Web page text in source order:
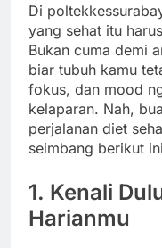
Di
yang sehat itu
Bukan cuma demi
biar tubuh kamu
fokus, dan mood
kelaparan. Nah,
perjalanan diet
seimbang berikut
1. Kenali
Harianmu